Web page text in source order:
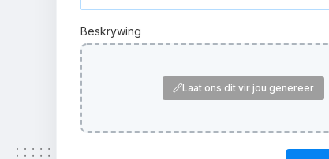
Beskrywing
Laat ons dit vir jou genereer